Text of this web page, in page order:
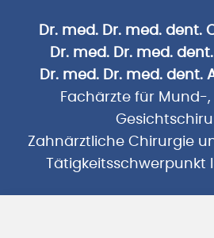
Dr. med. Dr. med. dent.
Dr. med. Dr. med.
Dr. med. Dr. med. dent.
Fachärzte für Mund-
Zahnärztliche Chirurgie